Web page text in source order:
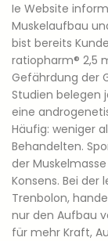
Ie Website
Muskelaufbau
bist bereits
ratiopharm® 2,5
Gefährdung der
Studien belegen
eine
Häufig: weniger
Behandelten.
der
Konsens. Bei der
Trenbolon,
nur den Aufbau
für mehr Kraft,